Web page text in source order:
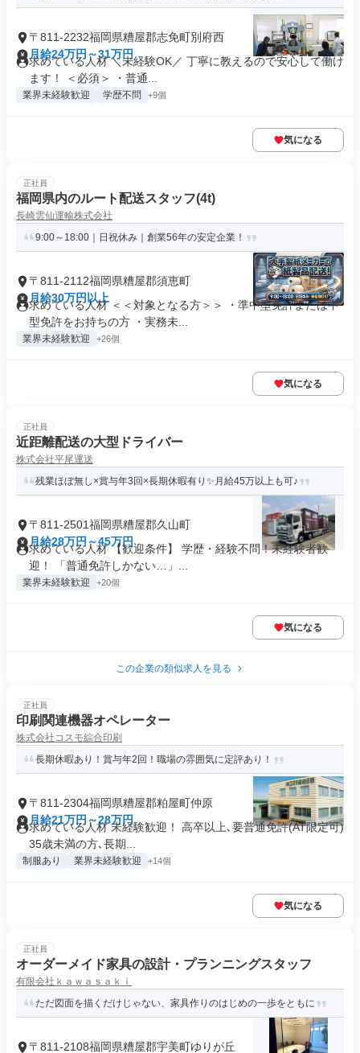
〒811-2232福岡県糟屋郡志免町別府西
月給24万円～31万円
求めている人材 ＼未経験OK／ 丁寧に教えるので安心して働け
ます！ ＜必須＞ ・普通...
業界未経験歓迎 学歴不問 +9個
気になる
正社員
福岡県内のルート配送スタッフ(4t)
長崎雲仙運輸株式会社
9:00～18:00｜日祝休み｜創業56年の安定企業！
〒811-2112福岡県糟屋郡須恵町
月給30万円以上
求めている人材 ＜＜対象となる方＞＞ ・準中型免許または中
型免許をお持ちの方 ・実務未...
業界未経験歓迎 +26個
気になる
正社員
近距離配送の大型ドライバー
株式会社平尾運送
残業ほぼ無し×賞与年3回×長期休暇有り✨月給45万以上も可♪
〒811-2501福岡県糟屋郡久山町
月給28万円～45万円
求めている人材 【歓迎条件】 学歴・経験不問！未経験者歓
迎！ 「普通免許しかない…」...
業界未経験歓迎 +20個
気になる
この企業の類似求人を見る
正社員
印刷関連機器オペレーター
株式会社コスモ綜合印刷
長期休暇あり！賞与年2回！職場の雰囲気に定評あり！
〒811-2304福岡県糟屋郡粕屋町仲原
月給21万円～28万円
求めている人材 未経験歓迎！ 高卒以上､要普通免許(AT限定可)
35歳未満の方､長期...
制服あり 業界未経験歓迎 +14個
気になる
正社員
オーダーメイド家具の設計・プランニングスタッフ
有限会社ｋａｗａｓａｋｉ
ただ図面を描くだけじゃない、家具作りのはじめの一歩をともに
〒811-2108福岡県糟屋郡宇美町ゆりが丘